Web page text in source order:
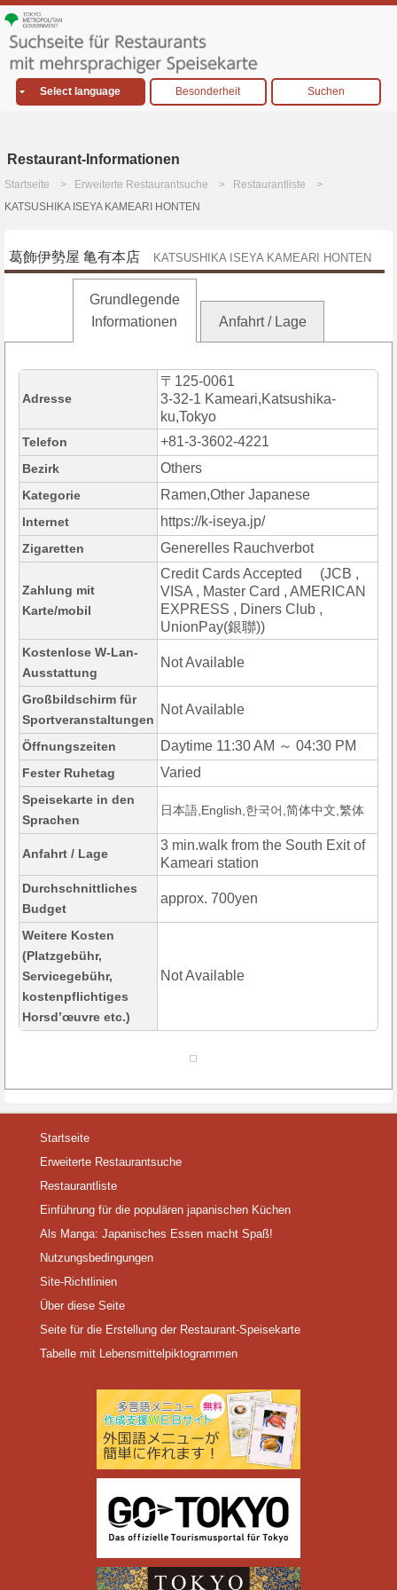
Select language Besonderheit Suchen
Restaurant-Informationen
Startseite Erweiterte Restaurantsuche
Restaurantliste
KATSUSHIKA ISEYA KAMEARI HONTEN
葛飾伊勢屋 亀有本店 KATSUSHIKA ISEYA KAMEARI HONTEN
Grundlegende
Informationen
Anfahrt / Lage
Adresse
〒125-0061
3-32-1 Kameari,Katsushika-
ku,Tokyo
Telefon +81-3-3602-4221
Bezirk Others
Kategorie Ramen,Other Japanese
Internet https://k-iseya.jp/
Zigaretten Generelles Rauchverbot
Zahlung mit
Karte/mobil
Credit Cards Accepted (JCB ,
VISA , Master Card , AMERICAN
EXPRESS , Diners Club ,
UnionPay(銀聯))
Kostenlose W-Lan-
Ausstattung
Not Available
Großbildschirm für
Sportveranstaltungen
Not Available
Öffnungszeiten Daytime 11:30 AM ～ 04:30 PM
Fester Ruhetag Varied
Speisekarte in den
Sprachen
日本語,English,한국어,简体中文,繁体
Anfahrt / Lage
3 min.walk from the South Exit of
Kameari station
Durchschnittliches
Budget
approx. 700yen
Weitere Kosten
(Platzgebühr,
Servicegebühr,
kostenpflichtiges
Horsd’œuvre etc.)
Not Available
Startseite
Erweiterte Restaurantsuche
Restaurantliste
Einführung für die populären japanischen Küchen
Als Manga: Japanisches Essen macht Spaß!
Nutzungsbedingungen
Site-Richtlinien
Über diese Seite
Seite für die Erstellung der Restaurant-Speisekarte
Tabelle mit Lebensmittelpiktogrammen